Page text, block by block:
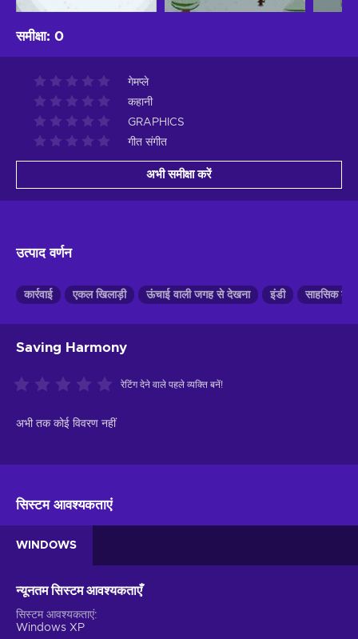
समीक्षा: 0
गेमप्ले
कहानी
GRAPHICS
गीत संगीत
अभी समीक्षा करें
उत्पाद वर्णन
कार्रवाई एकल खिलाड़ी ऊंचाई वाली जगह से देखना इंडी साहसिक काम
Saving Harmony
रेटिंग देने वाले पहले व्यक्ति बनें!
अभी तक कोई विवरण नहीं
सिस्टम आवश्यकताएं
WINDOWS
न्यूनतम सिस्टम आवश्यकताएँ
सिस्टम आवश्यकताएं
Windows XP